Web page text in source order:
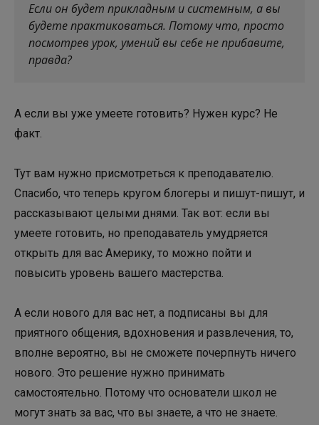
Если он будет прикладным и системным, а вы
будете практиковаться. Потому что, просто
посмотрев урок, умений вы себе не прибавите,
правда?
А если вы уже умеете готовить? Нужен курс? Не
факт.
Тут вам нужно присмотреться к преподавателю.
Спасибо, что теперь кругом блогеры и пишут-пишут, и
рассказывают целыми днями. Так вот: если вы
умеете готовить, но преподаватель умудряется
открыть для вас Америку, то можно пойти и
повысить уровень вашего мастерства.
А если нового для вас нет, а подписаны вы для
приятного общения, вдохновения и развлечения, то,
вполне вероятно, вы не сможете почерпнуть ничего
нового. Это решение нужно принимать
самостоятельно. Потому что основатели школ не
могут знать за вас, что вы знаете, а что не знаете.